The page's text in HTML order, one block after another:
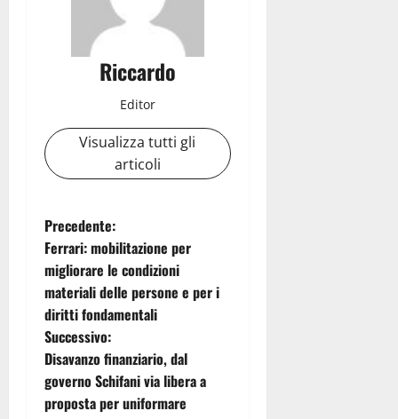
Riccardo
Editor
Visualizza tutti gli
articoli
N
a
v
i
g
Precedente:
Ferrari: mobilitazione per
migliorare le condizioni
materiali delle persone e per i
diritti fondamentali
Successivo:
Disavanzo finanziario, dal
governo Schifani via libera a
proposta per uniformare